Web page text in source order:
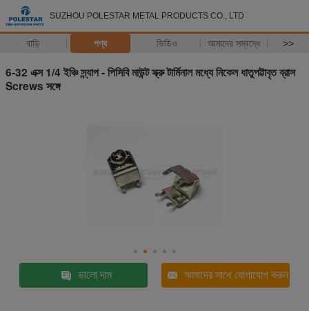
SUZHOU POLESTAR METAL PRODUCTS CO., LTD
বাড়ি পণ্য ভিডিও আমাদের সম্বন্ধে >>
6-32 এক্স 1/4 ইঞ্চি স্ন্যাপ - পিসিবি মাউন্ট স্ক্রু টার্মিনাল মধ্যে নিকেল ধাতুপট্টাবৃত ব্রাস
Screws সঙ্গে
ভালো দাম আমাদের সাথে যোগাযোগ করুন